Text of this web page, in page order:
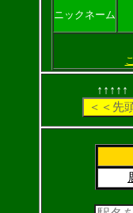
ニックネーム
↑↑↑↑↑